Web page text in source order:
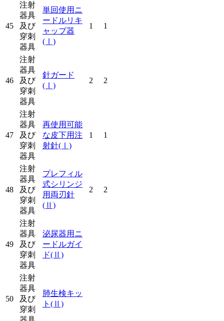
45
注射
器具
及び
穿刺
器具
単回使用ニ
ードルリキ
ャップ器
(Ⅰ)
1 1
46
注射
器具
及び
穿刺
器具
針ガード
(Ⅰ)
2 2
47
注射
器具
及び
穿刺
器具
再使用可能
な皮下用注
射針(Ⅰ)
1 1
48
注射
器具
及び
穿刺
器具
プレフィル
式シリンジ
用両刃針
(Ⅱ)
2 2
49
注射
器具
及び
穿刺
器具
泌尿器用ニ
ードルガイ
ド(Ⅱ)
50
注射
器具
及び
穿刺
肺生検キッ
ト (Ⅱ)